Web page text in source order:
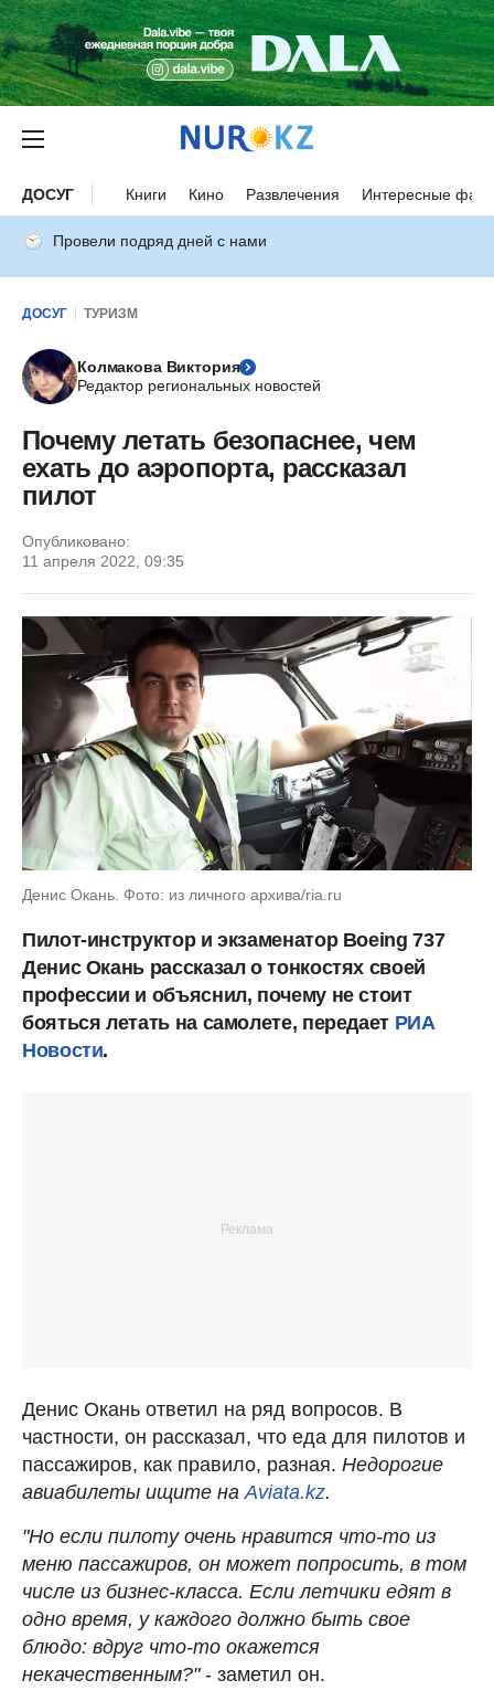
ДОСУГ Книги Кино Развлечения Интересные
Провели подряд дней с нами
ДОСУГ ТУРИЗМ
Колмакова Виктория
Редактор региональных новостей
Почему летать безопаснее, чем
ехать до аэропорта, рассказал
пилот
Опубликовано:
11 апреля 2022, 09:35
Денис Окань. Фото: из личного архива/ria.ru
Пилот-инструктор и экзаменатор Boeing 737
Денис Окань рассказал о тонкостях своей
профессии и объяснил, почему не стоит
бояться летать на самолете, передает РИА
Новости.
Денис Окань ответил на ряд вопросов. В
частности, он рассказал, что еда для пилотов и
пассажиров, как правило, разная. Недорогие
авиабилеты ищите на Aviata.kz.
"Но если пилоту очень нравится что-то из
меню пассажиров, он может попросить, в том
числе из бизнес-класса. Если летчики едят в
одно время, у каждого должно быть свое
блюдо: вдруг что-то окажется
некачественным?"- заметил он.